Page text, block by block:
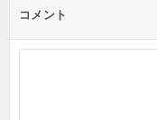
コメント